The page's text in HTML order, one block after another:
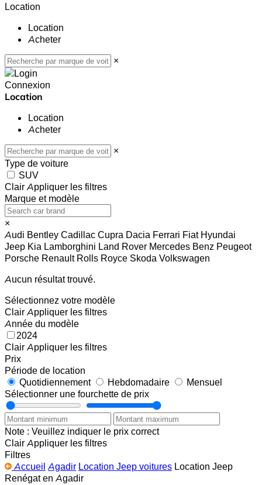
Location
Location
Acheter
×
Connexion
Location
Location
Acheter
×
Type de voiture
SUV
Clair Appliquer les filtres
Marque et modèle
×
Audi Bentley Cadillac Cupra Dacia Ferrari Fiat Hyundai
Jeep Kia Lamborghini Land Rover Mercedes Benz Peugeot
Porsche Renault Rolls Royce Skoda Volkswagen
Aucun résultat trouvé.
Sélectionnez votre modèle
Clair Appliquer les filtres
Année du modèle
2024
Clair Appliquer les filtres
Prix
Période de location
Quotidiennement
Hebdomadaire
Mensuel
Sélectionner une fourchette de prix
Note : Veuillez indiquer le prix correct
Clair Appliquer les filtres
Filtres
Accueil Agadir Location Jeep voitures Location Jeep
Renégat en Agadir